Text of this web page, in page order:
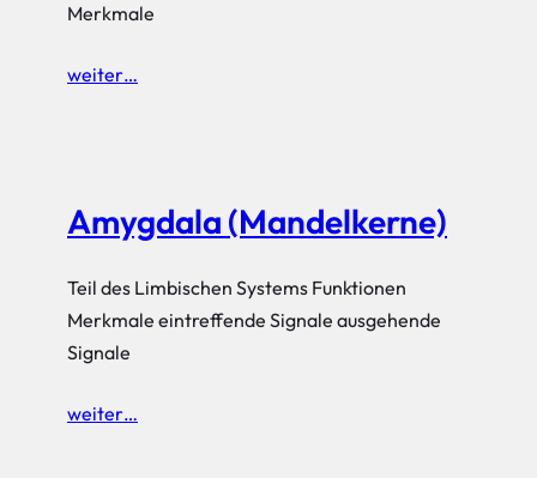
Merkmale
weiter…
Amygdala (Mandelkerne)
Teil des Limbischen Systems Funktionen
Merkmale eintreffende Signale ausgehende
Signale
weiter…